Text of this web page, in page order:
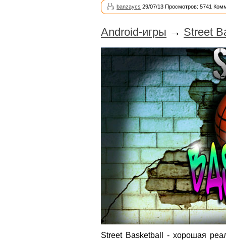
banzaycs 29/07/13 Просмотров: 5741
Android-игры → Street
Street Basketball - хорошая